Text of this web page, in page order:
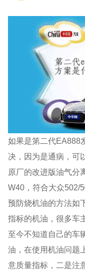
如果是第二代EA888
决，因为是通病，可
原厂的改进版油气分
W40，符合大众502/
预防烧机油的方法如
指标的机油，很多车
至今不知道自己的车
油，在使用机油问题
意质量指标，二是注